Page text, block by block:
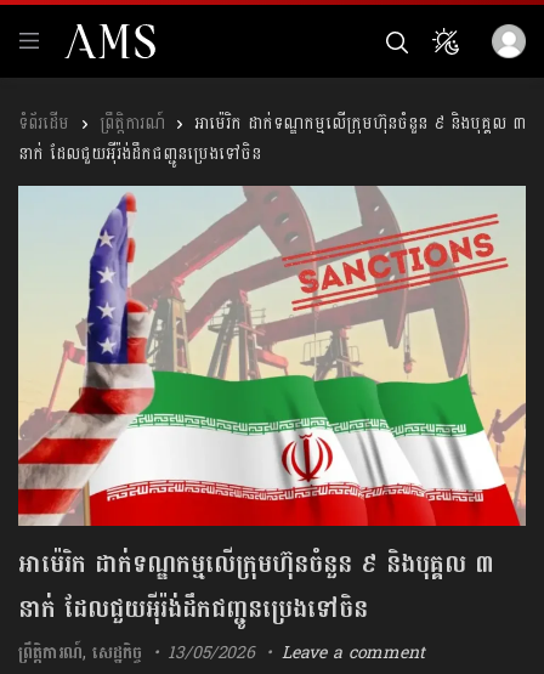
ព្រឹត្តិការណ៍
អាម៉េរិក ដាក់ទណ្ឌកម្មលើក្រុមហ៊ុនចំនួន ៩​ និងបុគ្គល ៣
នាក់ ដែលជួយអុីរ៉ង់ដឹកជញ្ជូនប្រេងទៅចិន
អាម៉េរិក ដាក់ទណ្ឌកម្មលើក្រុមហ៊ុនចំនួន ៩​ និងបុគ្គល ៣
នាក់ ដែលជួយអុីរ៉ង់ដឹកជញ្ជូនប្រេងទៅចិន
ព្រឹត្តិការណ៍,សេដ្ឋកិច្ច 13/05/2026 Leave a comment